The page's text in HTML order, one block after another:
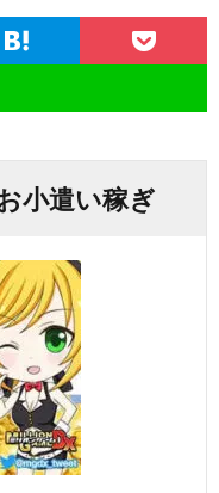
小遣い稼ぎ